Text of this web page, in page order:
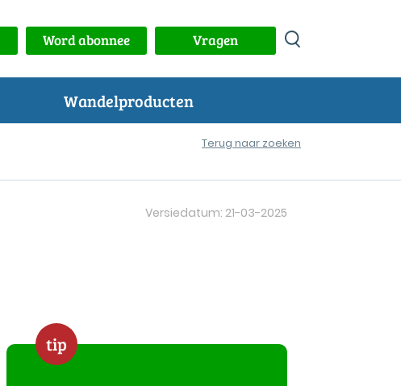
Word abonnee Vragen
Wandelproducten
Terug naar zoeken
Versiedatum: 21-03-2025
tip